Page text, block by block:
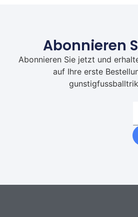
Abonnieren
Abonnieren Sie jetzt und
auf Ihre erste